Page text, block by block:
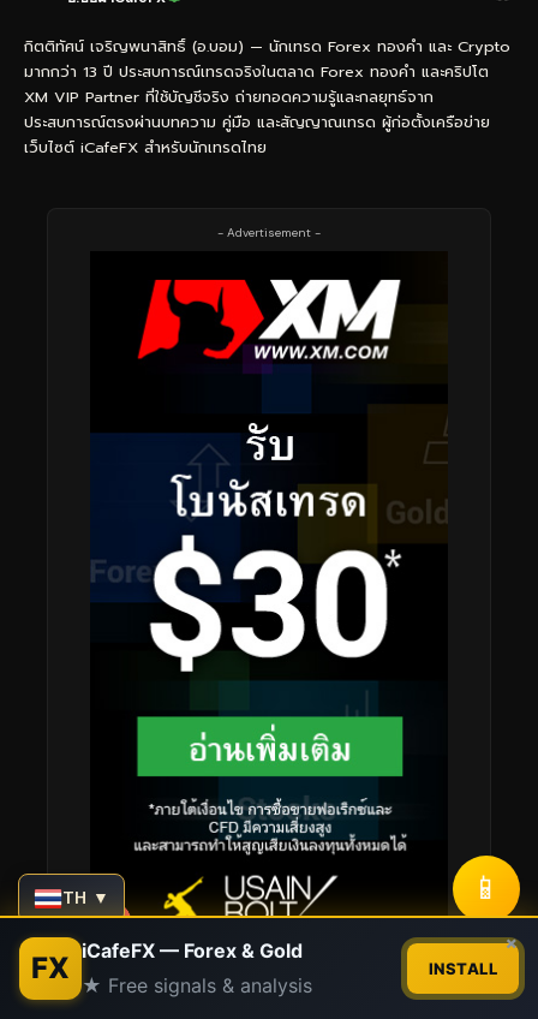
กิตติทัศน์ เจริญพนาสิทธิ์ (อ.บอม) — นักเทรด Forex ทองคำ และ Crypto
มากกว่า 13 ปี ประสบการณ์เทรดจริงในตลาด Forex ทองคำ และคริปโต
XM VIP Partner ที่ใช้บัญชีจริง ถ่ายทอดความรู้และกลยุทธ์จาก
ประสบการณ์ตรงผ่านบทความ คู่มือ และสัญญาณเทรด ผู้ก่อตั้งเครือข่าย
เว็บไซต์ iCafeFX สำหรับนักเทรดไทย
- Advertisement -
TH ▼ 📱
FX iCafeFX — Forex & Gold
★ Free signals & analysis
INSTALL
×
Contact us
Open